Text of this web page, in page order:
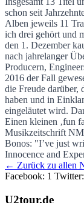
schon seit
Alben jeweils 11
ich drei gehört und
den 1. Dezember
nach jahrelanger
Producern,
2016 der Fall
die Freude darüber,
haben und in
eingeläutet wird.
Einen kleinen ‚fun
Musikzeitschrift
Bonos: "I’ve just
Innocence and
← Zurück zu allen
Facebook: 1 Twitter:
U2tour.de